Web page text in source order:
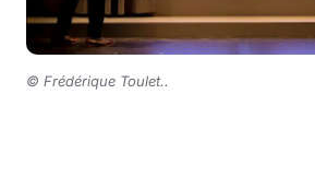
© Frédérique Toulet..